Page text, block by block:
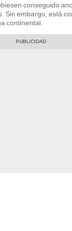
conseguido
Sin embargo, está
continental.